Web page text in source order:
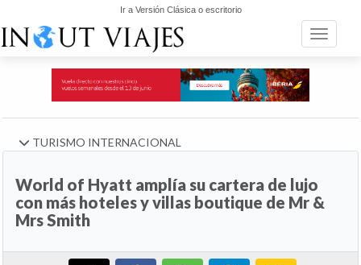
Ir a Versión Clásica o escritorio
Toggle
TURISMO INTERNACIONAL
World of Hyatt amplía su cartera de lujo
con más hoteles y villas boutique de Mr &
Mrs Smith